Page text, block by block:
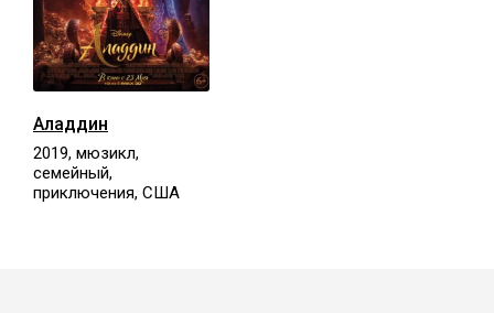
Аладдин
2019, мюзикл,
семейный,
приключения, США